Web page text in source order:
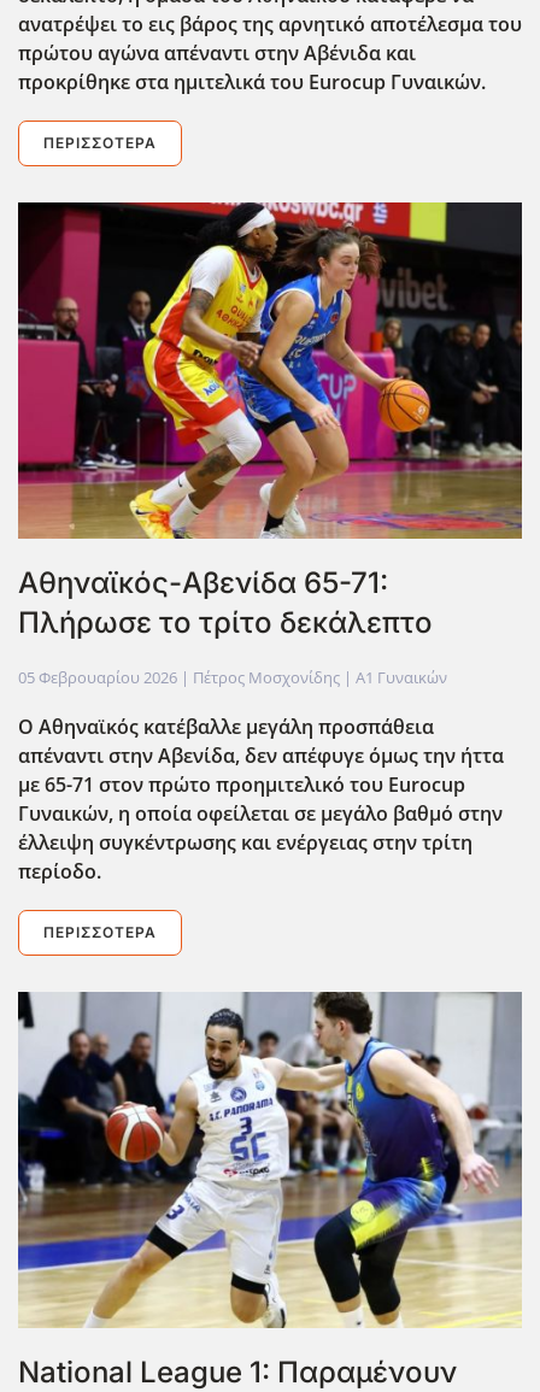
ανατρέψει το εις βάρος της αρνητικό αποτέλεσμα του
πρώτου αγώνα απέναντι στην Αβένιδα και
προκρίθηκε στα ημιτελικά του Eurocup Γυναικών.
ΠΕΡΙΣΣΌΤΕΡΑ
Αθηναϊκός-Αβενίδα 65-71:
Πλήρωσε το τρίτο δεκάλεπτο
05 Φεβρουαρίου 2026 | Πέτρος Μοσχονίδης | Α1 Γυναικών
Ο Αθηναϊκός κατέβαλλε μεγάλη προσπάθεια
απέναντι στην Αβενίδα, δεν απέφυγε όμως την ήττα
με 65-71 στον πρώτο προημιτελικό του Eurocup
Γυναικών, η οποία οφείλεται σε μεγάλο βαθμό στην
έλλειψη συγκ΄εντρωσης και ενέργειας στην τρίτη
περίοδο.
ΠΕΡΙΣΣΌΤΕΡΑ
National League 1: Παραμένουν